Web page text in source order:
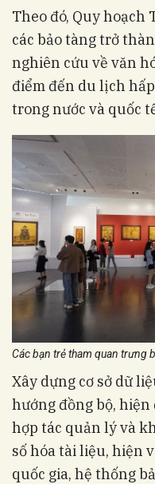
Theo đó, Quy
các bảo tàng trở
nghiên cứu về văn
điểm đến du lịch
trong nước và quốc
Các bạn trẻ tham quan trưng
Xây dựng cơ sở dữ
hướng đồng bộ,
hợp tác quản lý và
số hóa tài liệu, hiện
quốc gia, hệ thống